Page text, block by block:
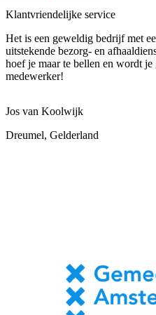
Klantvriendelijke service
Het is een geweldig bedrijf met
uitstekende bezorg- en
hoef je maar te bellen en wordt
medewerker!
Jos van Koolwijk
Dreumel, Gelderland